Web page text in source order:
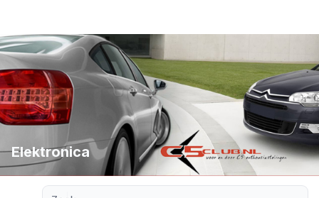
Elektronica